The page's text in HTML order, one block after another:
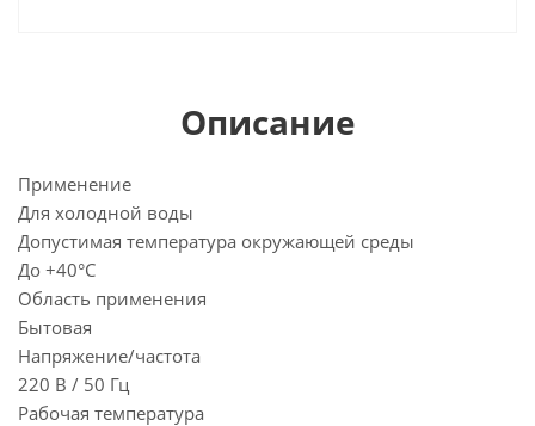
Описание
Применение
Для холодной воды
Допустимая температура окружающей среды
До +40°С
Область применения
Бытовая
Напряжение/частота
220 В / 50 Гц
Рабочая температура